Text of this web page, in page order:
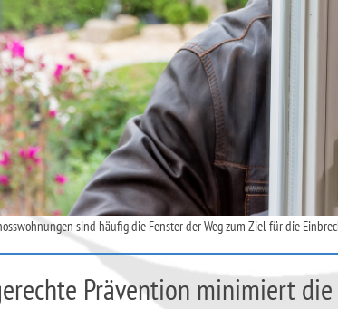
sind häufig die Fenster der Weg zum Ziel für die
Prävention minimiert